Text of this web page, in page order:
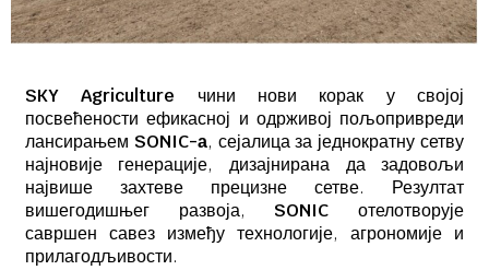
SKY Agriculture
чини нови корак у својој
посвећености ефикасној и одрживој пољопривреди
лансирањем SONIC-а, сејалица за једнократну сетву
најновије генерације, дизајнирана да задовољи
највише захтеве прецизне сетве. Резултат
вишегодишњег развоја, SONIC
отелотворује
савршен савез између технологије, агрономије и
прилагодљивости.